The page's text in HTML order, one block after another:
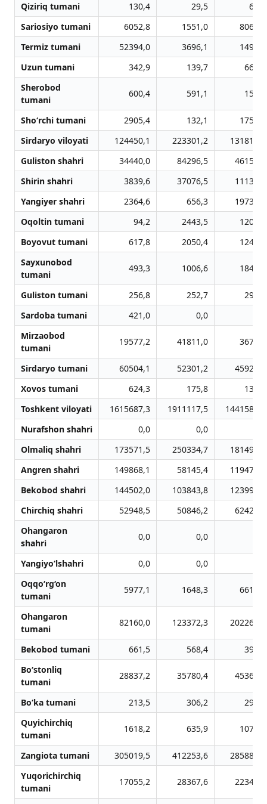
Qiziriq tumani 130,4 29,5
68,0
Sariosiyo tumani
6052,8 1551,0
8069,7
Termiz tumani
52394,0 3696,1
1492,0
Uzun tumani
342,9 139,7
666,7
Sherobod
tumani
600,4 591,1 156,5
Sho‘rchi tumani 2905,4 132,1
1758,0
Sirdaryo viloyati
124450,1 223301,2
131814,3
Guliston shahri
34440,0 84296,5
46157,4
Shirin shahri
3839,6 37076,5
11132,6
Yangiyer shahri
2364,6 656,3
19731,7
Oqoltin tumani
94,2 2443,5
1208,4
Boyovut tumani
617,8 2050,4
1241,0
Sayxunobod
tumani
493,3 1006,6 1847,1
Guliston tumani 256,8 252,7
299,0
Sardoba tumani
421,0 0,0
Mirzaobod
tumani
19577,2 41811,0 3674,4
Sirdaryo tumani 60504,1 52301,2
45922,8
Xovos tumani
624,3 175,8
134,0
Toshkent viloyati
1615687,3 1911117,5
1441585,7
Nurafshon shahri
0,0 0,0
Olmaliq shahri
173571,5 250334,7
181492,5
Angren shahri
149868,1 58145,4
119477,0
Bekobod shahri
144502,0 103843,8
123995,4
Chirchiq shahri
52948,5 50846,2
62424,0
Ohangaron
shahri
0,0 0,0
Yangiyo‘lshahri 0,0 0,0
Oqqo‘rg‘on
tumani
5977,1 1648,3 6611,7
Ohangaron
tumani
82160,0 123372,3 202260,6
Bekobod tumani 661,5 568,4
393,4
Bo‘stonliq
tumani
28837,2 35780,4 45360,8
Bo‘ka tumani 213,5 306,2
298,1
Quyichirchiq
tumani
1618,2 635,9 1077,9
Zangiota tumani 305019,5 412253,6
285888,2
Yuqorichirchiq
tumani
17055,2 28367,6 22342,8